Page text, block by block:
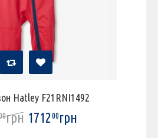
Hatley F21RNI1492
грн 171200грн